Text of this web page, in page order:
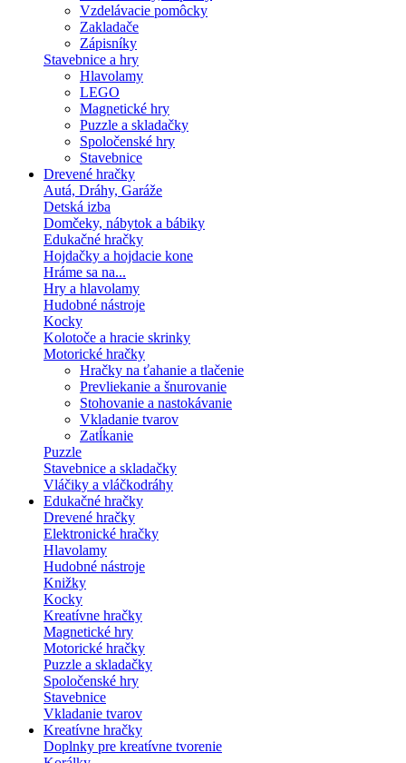
Vzdelávacie pomôcky
Zakladače
Zápisníky
Stavebnice a hry
Hlavolamy
LEGO
Magnetické hry
Puzzle a skladačky
Spoločenské hry
Stavebnice
Drevené hračky
Autá, Dráhy, Garáže
Detská izba
Domčeky, nábytok a bábiky
Edukačné hračky
Hojdačky a hojdacie kone
Hráme sa na...
Hry a hlavolamy
Hudobné nástroje
Kocky
Kolotoče a hracie skrinky
Motorické hračky
Hračky na ťahanie a tlačenie
Prevliekanie a šnurovanie
Stohovanie a nastokávanie
Vkladanie tvarov
Zatĺkanie
Puzzle
Stavebnice a skladačky
Vláčiky a vláčkodráhy
Edukačné hračky
Drevené hračky
Elektronické hračky
Hlavolamy
Hudobné nástroje
Knižky
Kocky
Kreatívne hračky
Magnetické hry
Motorické hračky
Puzzle a skladačky
Spoločenské hry
Stavebnice
Vkladanie tvarov
Kreatívne hračky
Doplnky pre kreatívne tvorenie